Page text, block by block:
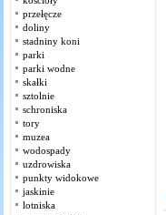
przełęcze
doliny
stadniny koni
parki
parki wodne
skałki
sztolnie
schroniska
tory
muzea
wodospady
uzdrowiska
punkty widokowe
jaskinie
lotniska